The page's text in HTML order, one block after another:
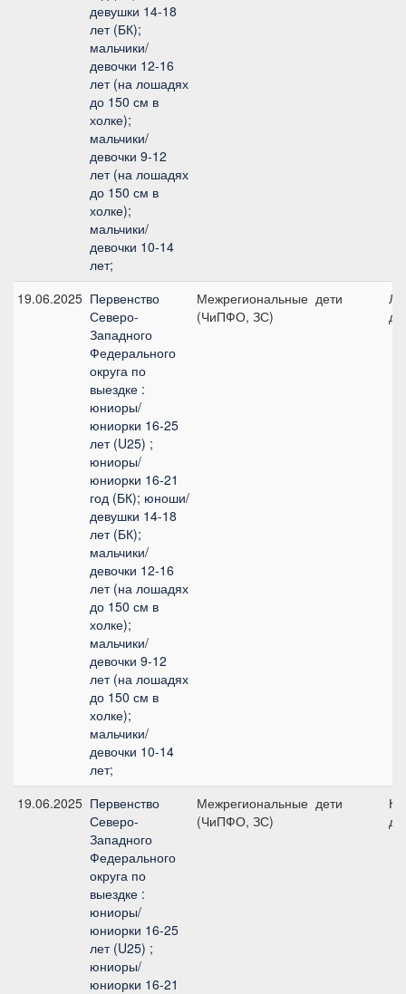
девушки 14-18
лет (БК);
мальчики/
девочки 12-16
лет (на лошадях
до 150 см в
холке);
мальчики/
девочки 9-12
лет (на лошадях
до 150 см в
холке);
мальчики/
девочки 10-14
лет;
19.06.2025 Первенство
Северо-
Западного
Федерального
округа по
выездке :
юниоры/
юниорки 16-25
лет (U25) ;
юниоры/
юниорки 16-21
год (БК); юноши/
девушки 14-18
лет (БК);
мальчики/
девочки 12-16
лет (на лошадях
до 150 см в
холке);
мальчики/
девочки 9-12
лет (на лошадях
до 150 см в
холке);
мальчики/
девочки 10-14
лет;
Межрегиональные
(ЧиПФО, ЗС)
дети
19.06.2025 Первенство
Северо-
Западного
Федерального
округа по
выездке :
юниоры/
юниорки 16-25
лет (U25) ;
юниоры/
юниорки 16-21
Межрегиональные
(ЧиПФО, ЗС)
дети